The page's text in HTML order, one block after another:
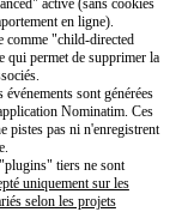
activé (sans cookies
en ligne).
comme "child-directed
qui permet de supprimer la
sont générées
Nominatim. Ces
pistes pas ni n'enregistrent
tiers ne sont
uniquement sur les
selon les projets